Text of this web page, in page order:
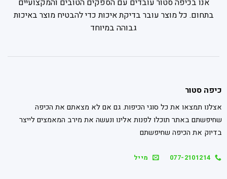
בתחום. כל מוצר עובר בדיקת איכות כדי להבטיח מוצר באיכות
גבוהה במיוחד
כיפה סטור
אצלנו תמצאו את כל סוגי הכיפות. גם אם לא מצאתם את הכיפה
שחיפשתם באתר תוכלו לפנות אלינו ונעשה את מירב המאמצים לייצר
בדיוק את הכיפה שחיפשתם
077-2101214 מייל